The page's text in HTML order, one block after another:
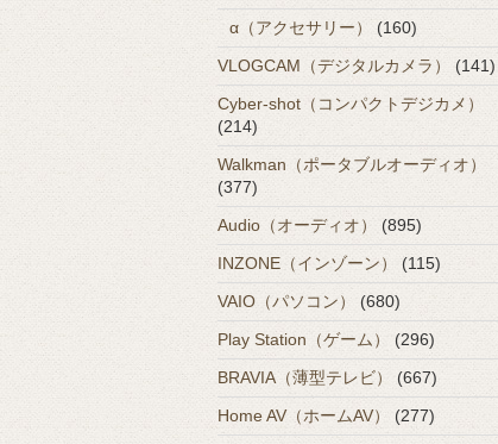
α（アクセサリー）
(160)
VLOGCAM（デジタルカメラ）
(141)
Cyber-shot（コンパクトデジカメ）
(214)
Walkman（ポータブルオーディオ）
(377)
Audio（オーディオ）
(895)
INZONE（インゾーン）
(115)
VAIO（パソコン）
(680)
Play Station（ゲーム）
(296)
BRAVIA（薄型テレビ）
(667)
Home AV（ホームAV）
(277)